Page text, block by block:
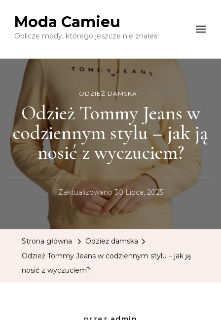
Moda Camieu
Oblicze mody, którego jeszcze nie znałeś!
ODZIEŻ DAMSKA
Odzież Tommy Jeans w
codziennym stylu – jak ją
nosić z wyczuciem?
Zaktualizowano30 Lipca, 2025
Strona główna
Odzież damska
Odzież Tommy Jeans w codziennym stylu – jak ją
nosić z wyczuciem?